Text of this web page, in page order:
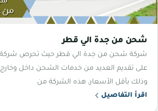
شحن من جدة الي قطر
شركة شحن من جدة الي قطر حيث تحرص شركة
على تقديم العديد من خدمات الشحن داخل
وذلك بأقل الأسعار، هذه الشركة من
اقرأ التفاصيل